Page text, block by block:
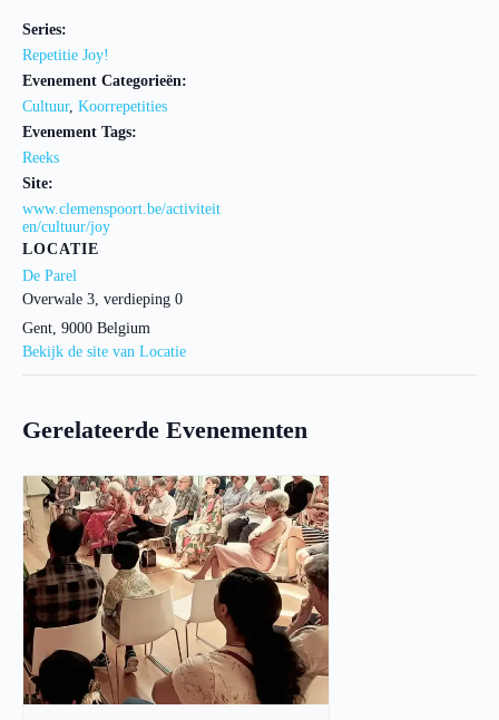
Series:
Repetitie Joy!
Evenement Categorieën:
Cultuur, Koorrepetities
Evenement Tags:
Reeks
Site:
www.clemenspoort.be/activiteit
en/cultuur/joy
LOCATIE
De Parel
Overwale 3, verdieping 0
Gent 9000 Belgium
Bekijk de site van Locatie
Gerelateerde Evenementen